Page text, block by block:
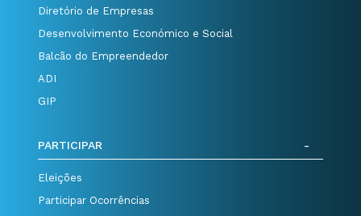
Diretório de Empresas
Desenvolvimento Económico e Social
Balcão do Empreendedor
ADI
GIP
PARTICIPAR
Eleições
Participar Ocorrências